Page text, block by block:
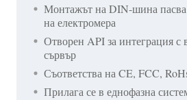
Монтажът на DIN-шина пасва
на електромера
Отворен API за интеграция с
сървър
Съответства на CE, FCC,
Прилага се в еднофазна